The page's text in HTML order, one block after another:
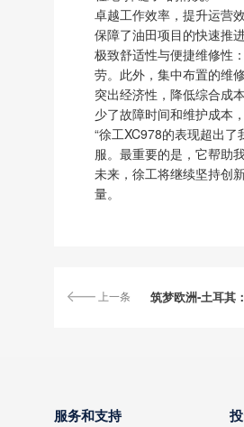
卓越工作效率，提升运营
保障了油田项目的快速推进
极致舒适性与便捷维修性
劳。此外，集中布置的维
突出经济性，降低综合成
少了故障时间和维护成本
“徐工XC978的表现超出
服。最重要的是，它帮助
未来，徐工将继续坚持创
量。
上一条 筑梦欧洲-土耳其
服务和支持